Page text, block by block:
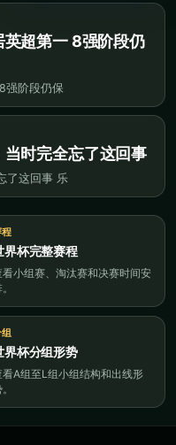
英超第一 8强阶段仍
强阶段仍保
时完全忘了这回事
了这回事 乐
界杯完整赛程
看小组赛、淘汰赛和决赛时间安
界杯分组形势
看A组至L组小组结构和出线形